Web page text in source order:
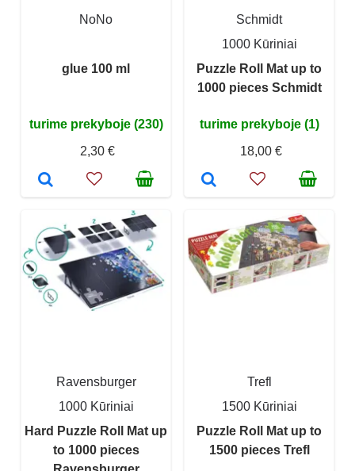
NoNo
glue 100 ml
turime prekyboje (230)
2,30 €
Schmidt
1000 Kūriniai
Puzzle Roll Mat up to
1000 pieces Schmidt
turime prekyboje (1)
18,00 €
Ravensburger
1000 Kūriniai
Hard Puzzle Roll Mat up
to 1000 pieces
Trefl
1500 Kūriniai
Puzzle Roll Mat up to
1500 pieces Trefl